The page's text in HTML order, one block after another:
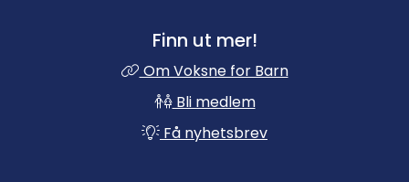
Finn ut mer!
Om Voksne for Barn
Bli medlem
Få nyhetsbrev